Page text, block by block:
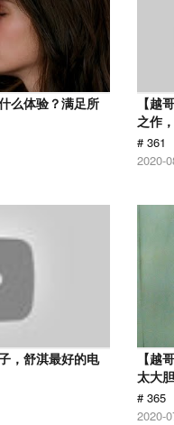
么体验？满足所
【越
之作
# 361
2020-
，舒淇最好的电
【越
太大
# 365
2020-